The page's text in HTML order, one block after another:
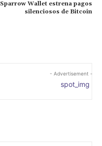
Sparrow Wallet estrena pagos
silenciosos de Bitcoin
- Advertisement -